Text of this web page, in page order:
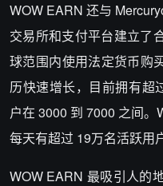
WOW EARN 还与
交易所和支付平台建立了
球范围内使用法定货币购
历快速增长，目前拥有超
户在 3000 到 7000 之间。
每天有超过 19万名活跃用
WOW EARN 最吸引人的